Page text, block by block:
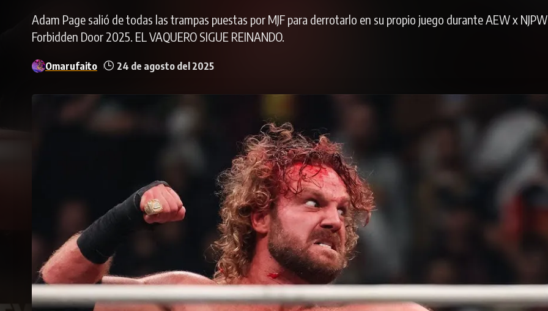
Adam Page salió de todas las trampas puestas por MJF para derrotarlo en su propio juego durante AEW x NJPW
Forbidden Door 2025. EL VAQUERO SIGUE REINANDO.
Omarufaito 24 de agosto del 2025